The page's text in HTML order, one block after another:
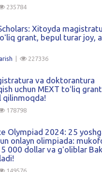
235784
Xitoyda
grant, bepul turar joy,
| 227336
va doktorantura
uchun MEXT toʻliq
qilinmoqda!
178798
Olympiad 2024: 25
onlayn olimpiada:
000 dollar va gʻoliblar
149576